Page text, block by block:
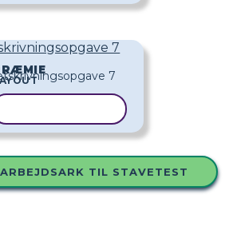
7
TIL STAVETEST